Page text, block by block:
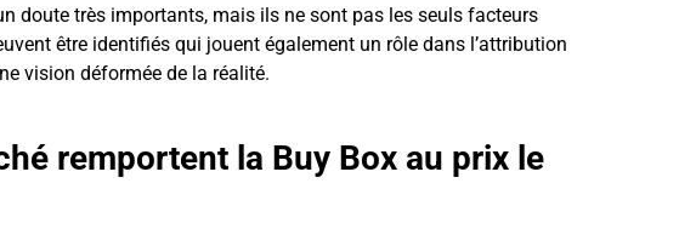
doute très importants, mais ils ne sont pas les seuls facteurs
être identifiés qui jouent également un rôle dans l’attribution
vision déformée de la réalité.
remportent la Buy Box au prix le